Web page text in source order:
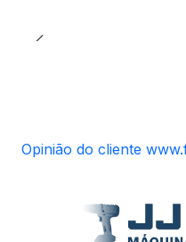
Opinião do cliente